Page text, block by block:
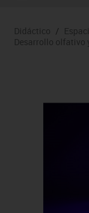
Didáctico /
Desarrollo olfativo